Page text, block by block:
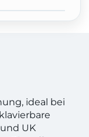
ideal bei
UK